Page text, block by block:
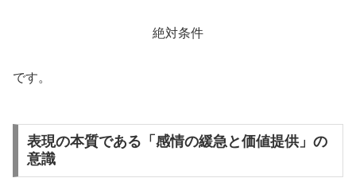
絶対条件
です。
表現の本質である「感情の緩急と価値提供」の
意識